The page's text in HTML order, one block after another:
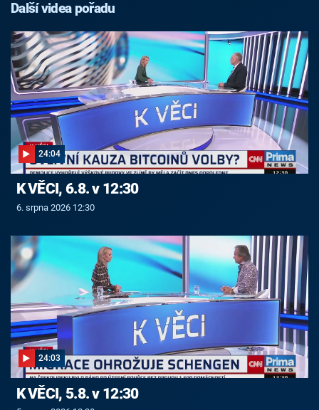
Další videa pořadu
24:04
K VĚCI, 6.8. v 12:30
6. srpna 2026 12:30
24:03
K VĚCI, 5.8. v 12:30